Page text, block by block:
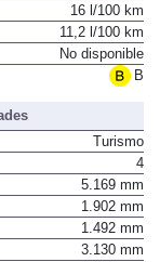
16 l/100 km
11,2 l/100 km
No disponible
B
Turismo
4
5.169 mm
1.902 mm
1.492 mm
3.130 mm